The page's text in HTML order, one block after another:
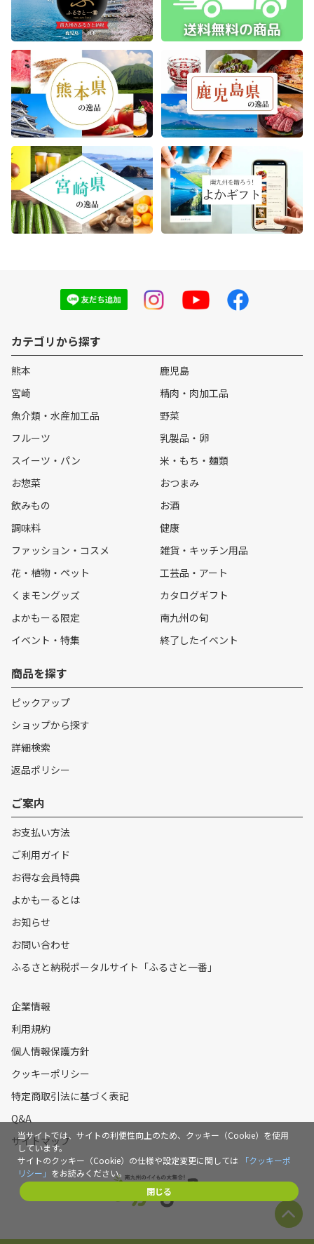
カテゴリから探す
熊本
鹿児島
宮崎
精肉・肉加工品
魚介類・水産加工品
野菜
フルーツ
乳製品・卵
スイーツ・パン
米・もち・麺類
お惣菜
おつまみ
飲みもの
お酒
調味料
健康
ファッション・コスメ
雑貨・キッチン用品
花・植物・ペット
工芸品・アート
くまモングッズ
カタログギフト
よかもーる限定
南九州の旬
イベント・特集
終了したイベント
商品を探す
ピックアップ
ショップから探す
詳細検索
返品ポリシー
ご案内
お支払い方法
ご利用ガイド
お得な会員特典
よかもーるとは
お知らせ
お問い合わせ
ふるさと納税ポータルサイト「ふるさと一番」
企業情報
利用規約
個人情報保護方針
クッキーポリシー
特定商取引法に基づく表記
Q&A
サイトマップ
当サイトでは、サイトの利便性向上のため、クッキー（Cookie）を使用
しています。
サイトのクッキー（Cookie）の仕様や設定変更に関しては
「クッキーポ
リシー」 をお読みください。
閉じる